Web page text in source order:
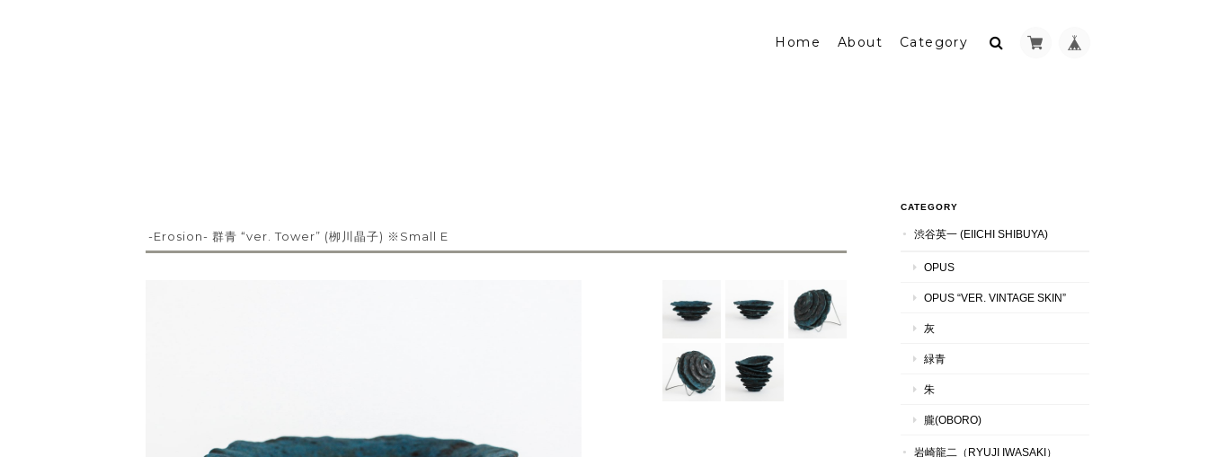
Home About Category
-Erosion- 群青 “ver. Tower” (栁川晶子) ※Small E
CATEGORY
渋谷英一 (EIICHI SHIBUYA)
OPUS
OPUS “VER. VINTAGE SKIN”
灰
緑青
朱
朧(OBORO)
岩崎龍二（RYUJI IWASAKI）